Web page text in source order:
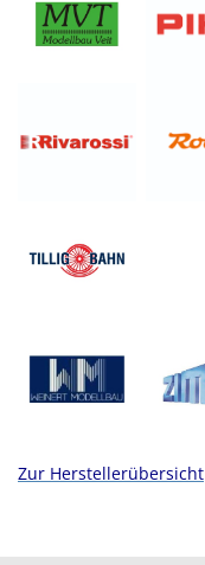
Zur Herstellerübersicht